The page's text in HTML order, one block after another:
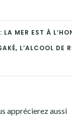
MER EST À
L’ALCOOL DE
apprécierez aussi